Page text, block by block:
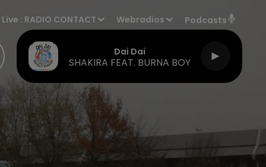
Live : RADIO CONTACT Webradios Podcasts
Dai Dai
SHAKIRA FEAT. BURNA BOY